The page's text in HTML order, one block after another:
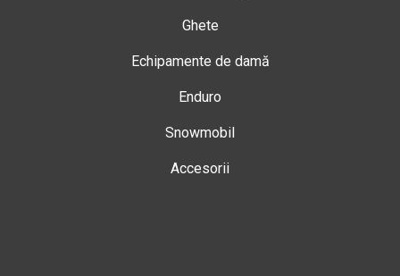
Ghete
Echipamente de damă
Enduro
Snowmobil
Accesorii